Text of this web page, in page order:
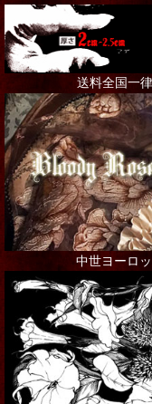
送料全国一
中世ヨーロ